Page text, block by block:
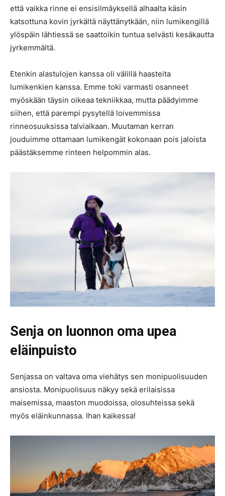
että vaikka rinne ei ensisilmäyksellä alhaalta käsin
katsottuna kovin jyrkältä näyttänytkään, niin lumikengillä
ylöspäin lähtiessä se saattoikin tuntua selvästi kesäkautta
jyrkemmältä.
Etenkin alastulojen kanssa oli välillä haasteita
lumikenkien kanssa. Emme toki varmasti osanneet
myöskään täysin oikeaa tekniikkaa, mutta päädyimme
siihen, että parempi pysytellä loivemmissa
rinneosuuksissa talviaikaan. Muutaman kerran
jouduimme ottamaan lumikengät kokonaan pois jaloista
päästäksemme rinteen helpommin alas.
Senja on luonnon oma upea
eläinpuisto
Senjassa on valtava oma viehätys sen monipuolisuuden
ansiosta. Monipuolisuus näkyy sekä erilaisissa
maisemissa, maaston muodoissa, olosuhteissa sekä
myös eläinkunnassa. Ihan kaikessa!